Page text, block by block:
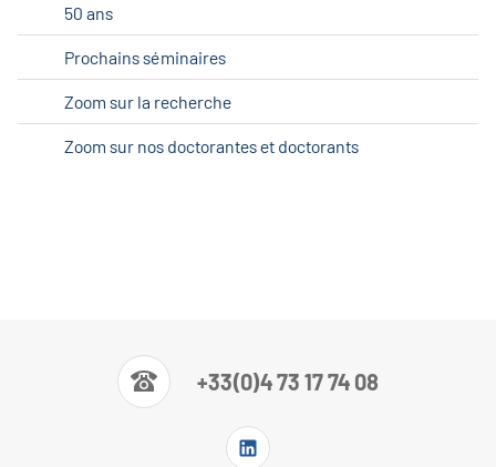
50 ans
Prochains séminaires
Zoom sur la recherche
Zoom sur nos doctorantes et doctorants
+33(0)4 73 17 74 08